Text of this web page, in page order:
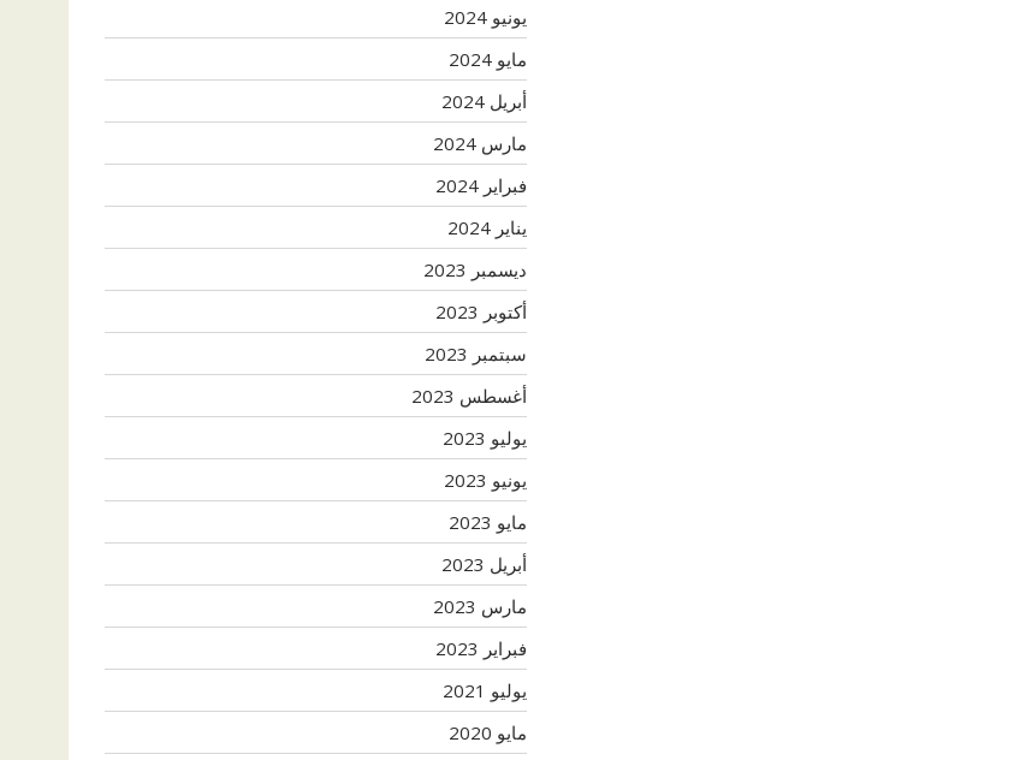
يونيو 2024
مايو 2024
أبريل 2024
مارس 2024
فبراير 2024
يناير 2024
ديسمبر 2023
أكتوبر 2023
سبتمبر 2023
أغسطس 2023
يوليو 2023
يونيو 2023
مايو 2023
أبريل 2023
مارس 2023
فبراير 2023
يوليو 2021
مايو 2020